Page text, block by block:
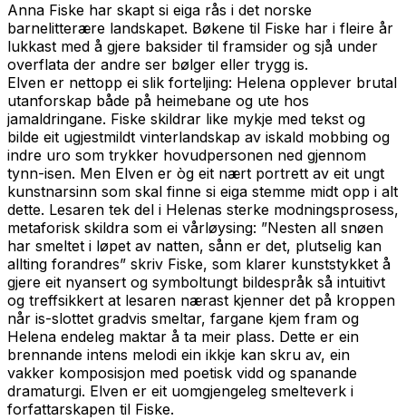
Anna Fiske har skapt si eiga rås i det norske
barnelitterære landskapet. Bøkene til Fiske har i fleire år
lukkast med å gjere baksider til framsider og sjå under
overflata der andre ser bølger eller trygg is.
Elven er nettopp ei slik forteljing: Helena opplever brutal
utanforskap både på heimebane og ute hos
jamaldringane. Fiske skildrar like mykje med tekst og
bilde eit ugjestmildt vinterlandskap av iskald mobbing og
indre uro som trykker hovudpersonen ned gjennom
tynn-isen. Men Elven er òg eit nært portrett av eit ungt
kunstnarsinn som skal finne si eiga stemme midt opp i alt
dette. Lesaren tek del i Helenas sterke modningsprosess,
metaforisk skildra som ei vårløysing: ”Nesten all snøen
har smeltet i løpet av natten, sånn er det, plutselig kan
allting forandres” skriv Fiske, som klarer kunststykket å
gjere eit nyansert og symboltungt bildespråk så intuitivt
og treffsikkert at lesaren nærast kjenner det på kroppen
når is-slottet gradvis smeltar, fargane kjem fram og
Helena endeleg maktar å ta meir plass. Dette er ein
brennande intens melodi ein ikkje kan skru av, ein
vakker komposisjon med poetisk vidd og spanande
dramaturgi. Elven er eit uomgjengeleg smelteverk i
forfattarskapen til Fiske.